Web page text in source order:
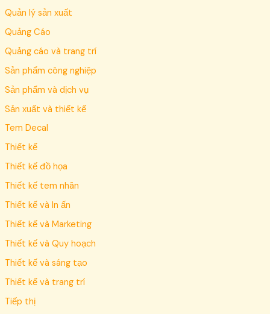
Quản lý sản xuất
Quảng Cáo
Quảng cáo và trang trí
Sản phẩm công nghiệp
Sản phẩm và dịch vụ
Sản xuất và thiết kế
Tem Decal
Thiết kế
Thiết kế đồ họa
Thiết kế tem nhãn
Thiết kế và In ấn
Thiết kế và Marketing
Thiết kế và Quy hoạch
Thiết kế và sáng tạo
Thiết kế và trang trí
Tiếp thị